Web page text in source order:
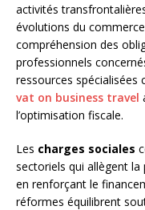
activités
évolutions du
compréhension des
professionnels
ressources spécialisées
vat on business travel
l’optimisation fiscale.
Les charges sociales
sectoriels qui allègent
en renforçant le
réformes équilibrent